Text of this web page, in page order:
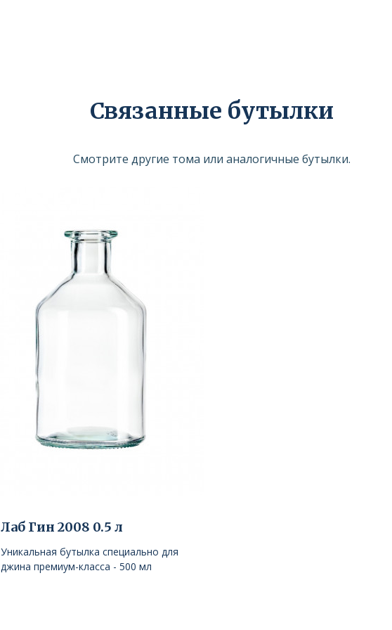
Связанные бутылки
Смотрите другие тома или аналогичные бутылки.
Лаб Гин 2008 0.5 л
Уникальная бутылка специально для
джина премиум-класса - 500 мл